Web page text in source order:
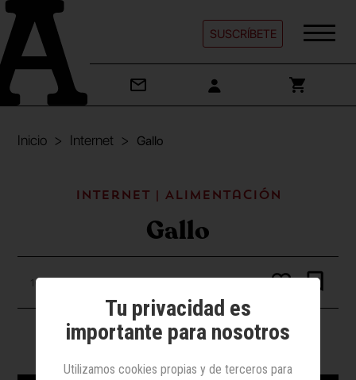
SUSCRÍBETE
Inicio Internet Gallo
Internet | Alimentación
Gallo
16 julio 2025
Vídeo
Tu privacidad es
importante para nosotros
Utilizamos cookies propias y de terceros para